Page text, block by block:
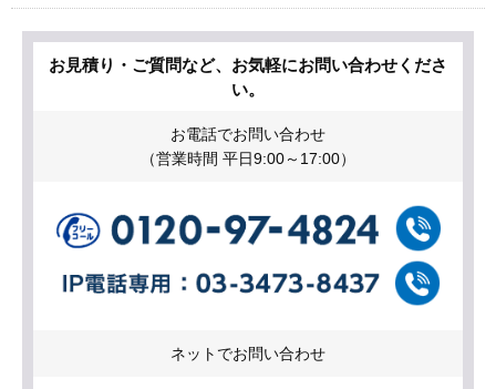
お見積り・ご質問など、お気軽にお問い合わせくださ
い。
お電話でお問い合わせ
（営業時間 平日9:00～17:00）
ネットでお問い合わせ